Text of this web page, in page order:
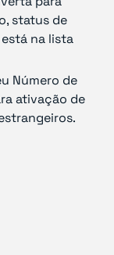
status de
na lista
Número de
ativação de